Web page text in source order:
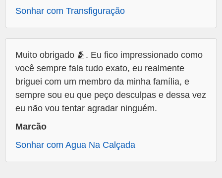
Sonhar com Transfiguração
Muito obrigado 🫂. Eu fico impressionado como
você sempre fala tudo exato, eu realmente
briguei com um membro da minha família, e
sempre sou eu que peço desculpas e dessa vez
eu não vou tentar agradar ninguém.
Marcão
Sonhar com Agua Na Calçada